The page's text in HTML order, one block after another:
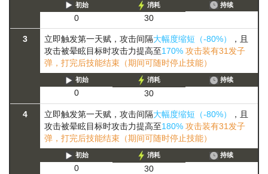
初始
0
消耗
30
持续
3 立即触发第一天赋，攻击间隔大幅度缩短（-80%）
，且
攻击被晕眩目标时攻击力提高至170% 攻击装有31发子
弹，打完后技能结束（期间可随时停止技能）
初始
0
消耗
30
持续
4 立即触发第一天赋，攻击间隔大幅度缩短（-80%）
，且
攻击被晕眩目标时攻击力提高至180% 攻击装有31发子
弹，打完后技能结束（期间可随时停止技能）
初始
0
消耗
30
持续